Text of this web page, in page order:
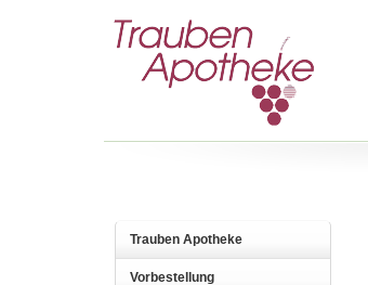
Trauben Apotheke
Vorbestellung